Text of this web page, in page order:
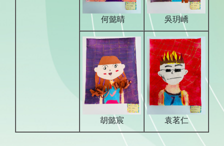
何懿晴 吳玥嶠
胡懿宸 袁茗仁